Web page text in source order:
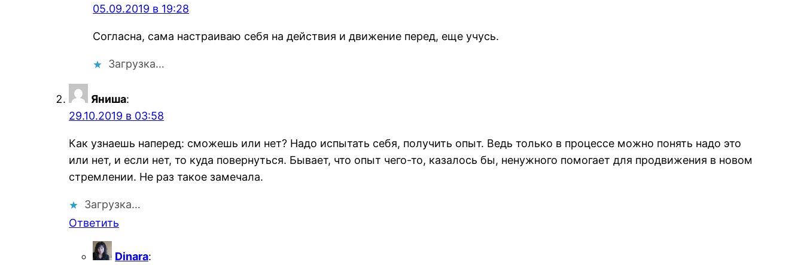
05.09.2019 в 19:28
Согласна, сама настраиваю себя на действия и движение перед, еще учусь.
Загрузка…
Яниша:
29.10.2019 в 03:58
Как узнаешь наперед: сможешь или нет? Надо испытать себя, получить опыт. Ведь только в процессе можно понять надо это
или нет, и если нет, то куда повернуться. Бывает, что опыт чего-то, казалось бы, ненужного помогает для продвижения в новом
стремлении. Не раз такое замечала.
Загрузка…
Ответить
Dinara: